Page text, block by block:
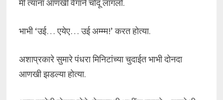
मी त्यांना आणखी वेगाने चोदू लागलो.
भाभी ‘उई… एयेए… उई अम्म्म!’ करत होत्या.
अशाप्रकारे सुमारे पंधरा मिनिटांच्या चुदाईत भाभी दोनदा
आणखी झडल्या होत्या.